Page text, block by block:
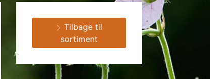
Tilbage til
sortiment